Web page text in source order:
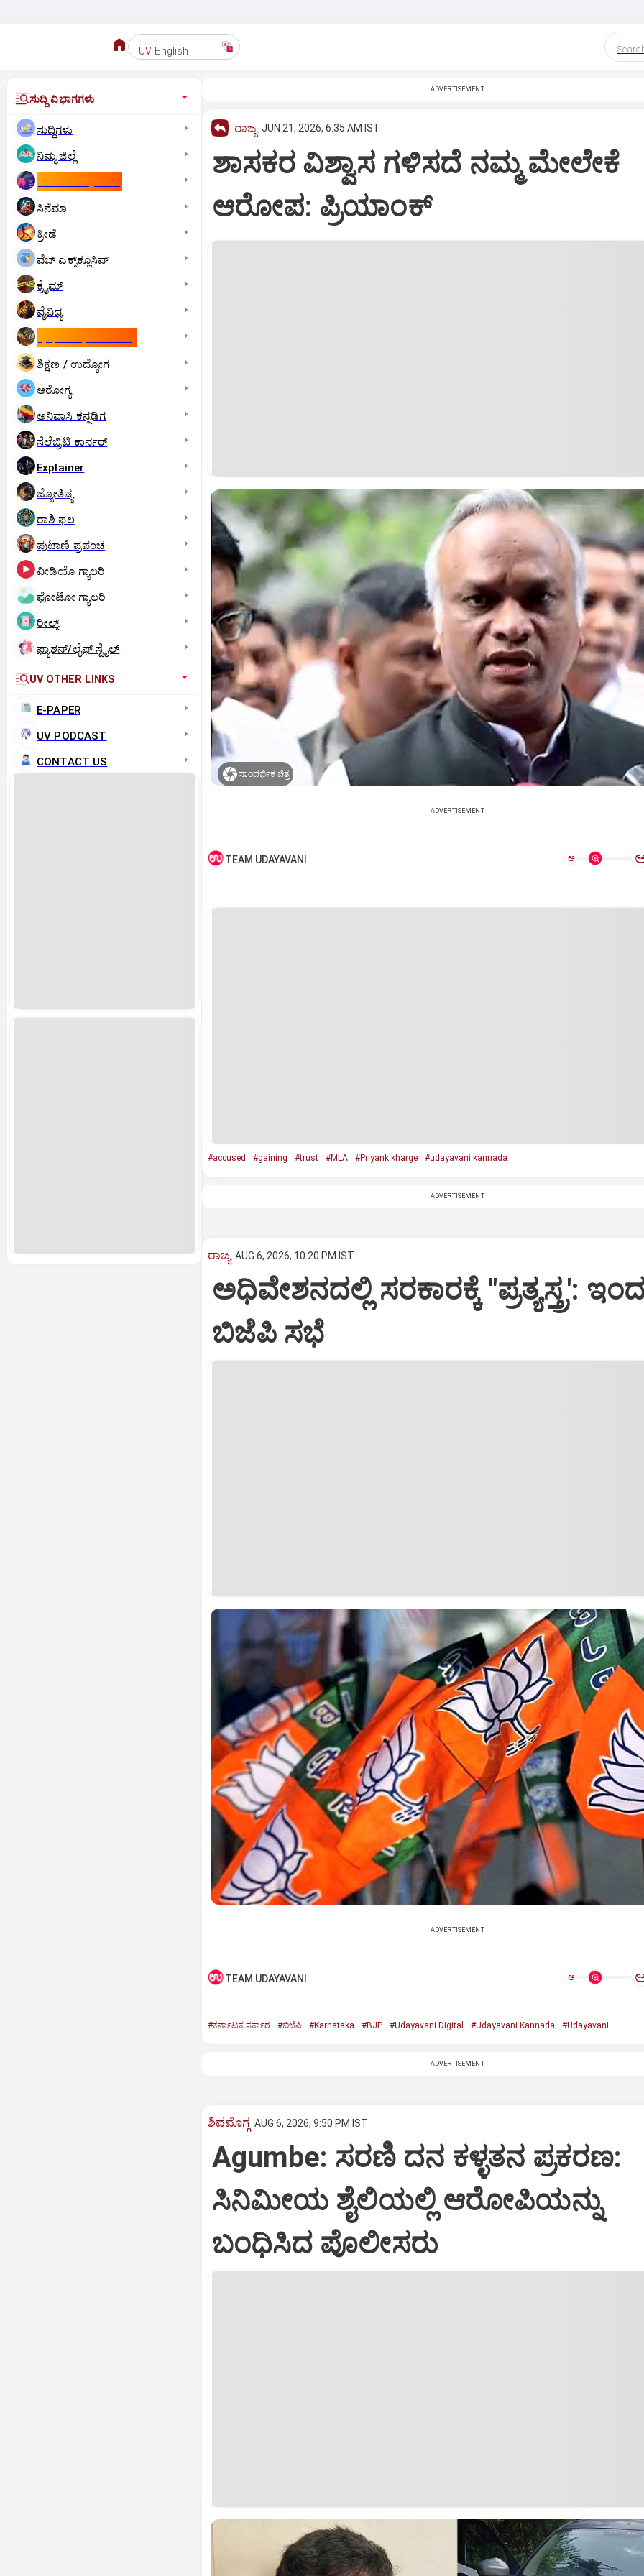
UV English
ಸುದ್ದಿ ವಿಭಾಗಗಳು
ಸುದ್ದಿಗಳು
ನಿಮ್ಮ ಜಿಲ್ಲೆ
ಸಿನೆಮಾ
ಕ್ರೀಡೆ
ವೆಬ್ ಎಕ್ಸ್‌ಕ್ಲೂಸಿವ್
ಕ್ರೈಮ್
ವೈವಿಧ್ಯ
ಶಿಕ್ಷಣ / ಉದ್ಯೋಗ
ಆರೋಗ್ಯ
ಅನಿವಾಸಿ ಕನ್ನಡಿಗ
ಸೆಲೆಬ್ರಿಟಿ ಕಾರ್ನರ್‌
Explainer
ಜ್ಯೋತಿಷ್ಯ
ರಾಶಿ ಫಲ
ಪುಟಾಣಿ ಪ್ರಪಂಚ
ವೀಡಿಯೊ ಗ್ಯಾಲರಿ
ಫೋಟೋ ಗ್ಯಾಲರಿ
ರೀಲ್ಸ್
ಫ್ಯಾಶನ್/ಲೈಫ್‌ ಸ್ಟೈಲ್
UV OTHER LINKS
E-PAPER
UV PODCAST
CONTACT US
ADVERTISEMENT
ರಾಜ್ಯ JUN 21, 2026, 6:35 AM IST
ಶಾಸಕರ ವಿಶ್ವಾಸ ಗಳಿಸದೆ ನಮ್ಮ ಮೇಲೇಕೆ
ಆರೋಪ: ಪ್ರಿಯಾಂಕ್‌
ಸಾಂದರ್ಭಿಕ ಚಿತ್ರ
ADVERTISEMENT
TEAM UDAYAVANI ಅ
#accused #gaining #trust #MLA #Priyank kharge #udayavani kannada
ADVERTISEMENT
ರಾಜ್ಯ AUG 6, 2026, 10:20 PM IST
ಅಧಿವೇಶನದಲ್ಲಿ ಸರಕಾರಕ್ಕೆ "ಪ್ರತ್ಯಸ್ತ್ರ':
ಬಿಜೆಪಿ ಸಭೆ
ADVERTISEMENT
TEAM UDAYAVANI ಅ
#ಕರ್ನಾಟಕ ಸರ್ಕಾರ #ಬಿಜೆಪಿ #Karnataka #BJP #Udayavani Digital #Udayavani Kannada #Udayavani
ADVERTISEMENT
ಶಿವಮೊಗ್ಗ AUG 6, 2026, 9:50 PM IST
Agumbe: ಸರಣಿ ದನ ಕಳ್ಳತನ ಪ್ರಕರಣ:
ಸಿನಿಮೀಯ ಶೈಲಿಯಲ್ಲಿ ಆರೋಪಿಯನ್ನು
ಬಂಧಿಸಿದ ಪೊಲೀಸರು